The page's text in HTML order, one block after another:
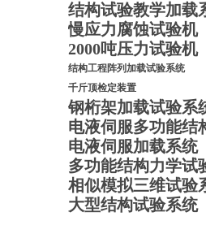
结构试验教学加
慢应力腐蚀试验
2000吨压力试验机
结构工程阵列加载试验系统
千斤顶检定装置
钢桁架加载试验
电液伺服多功能
电液伺服加载系统
多功能结构力学
相似模拟三维试验
大型结构试验系统